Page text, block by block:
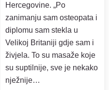
Hercegovine. „Po
zanimanju sam osteopata i
diplomu sam stekla u
Velikoj Britaniji gdje sam i
živjela. To su masaže koje
su suptilnije, sve je nekako
nježnije…